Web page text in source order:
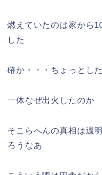
燃えていたのは家から
した
確か・・・ちょっとし
一体なぜ出火したのか
そこらへんの真相は週
ろうなあ